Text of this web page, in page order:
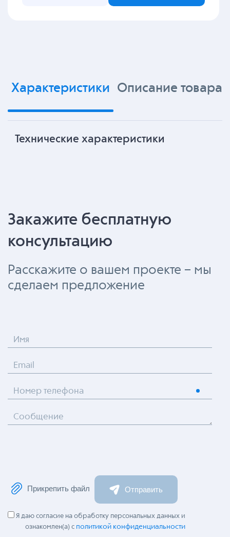
Характеристики Описание товара
Технические характеристики
Закажите бесплатную
консультацию
Расскажите о вашем проекте – мы
сделаем предложение
Имя
Email
Номер телефона
Сообщение
Прикрепить файл Отправить
Я даю согласие на обработку персональных данных и
ознакомлен(а) с политикой конфиденциальности